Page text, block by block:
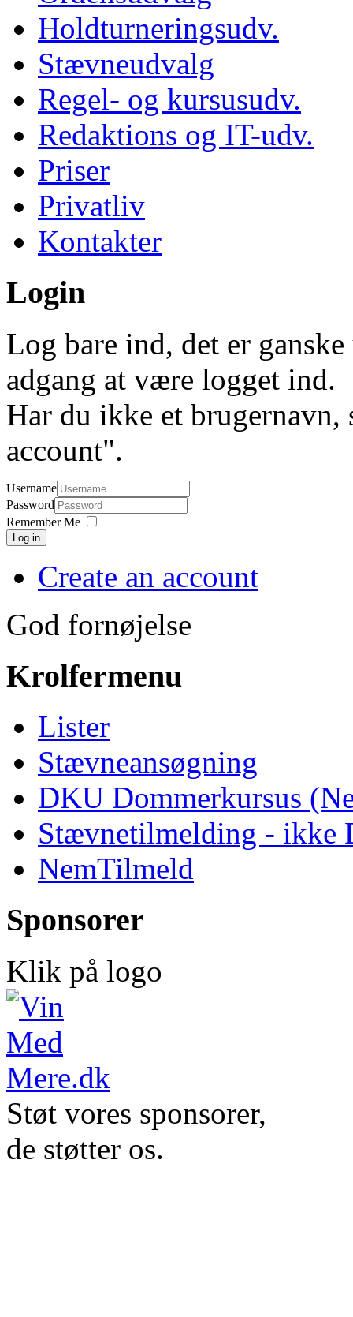
Holdturneringsudv.
Stævneudvalg
Regel- og kursusudv.
Redaktions og IT-udv.
Priser
Privatliv
Kontakter
Login
Log bare ind, det er
adgang at være logget ind.
Har du ikke et brugernavn,
account".
Username
Password
Remember Me
Log in
Create an account
God fornøjelse
Krolfermenu
Lister
Stævneansøgning
DKU Dommerkursus
Stævnetilmelding - ikke
NemTilmeld
Sponsorer
Klik på logo
Støt vores sponsorer,
de støtter os.